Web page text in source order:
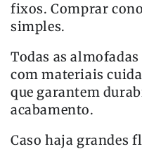
fixos. Comprar
simples.
Todas as
com materiais
que garantem
acabamento.
Caso haja grandes